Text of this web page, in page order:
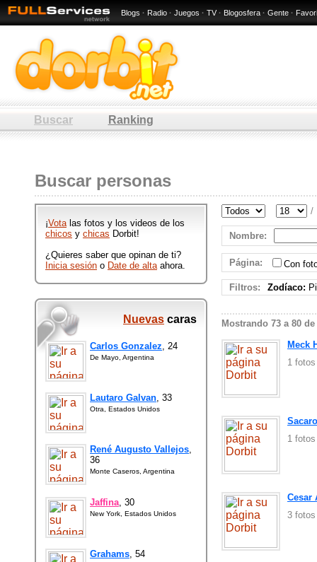
Blogs · Radio · Juegos · TV · Blogosfera · Gente ·
: 18 / 70 -
Hombres y mujeres de : 18 / 70 -
Cualquier lugar que participan en
Dorbit publicando ftos y videos
divertidos.
Buscar Ranking
Buscar personas
¡Votalas fotos y los videos de los
chicos y chicas Dorbit!
¿Quieres saber que opinan de ti?
Inicia sesión o Date de altaahora.
Nuevas caras
Carlos Gonzalez, 24
De Mayo, Argentina
Lautaro Galvan, 33
Otra, Estados Unidos
René Augusto Vallejos,
36
Monte Caseros, Argentina
Jaffina, 30
New York, Estados Unidos
Grahams, 54
/
Nombre:
Página: Con
Filtros: Zodíaco:
Mostrando 73 a 80 de
Meck
1
1
Cesar
3